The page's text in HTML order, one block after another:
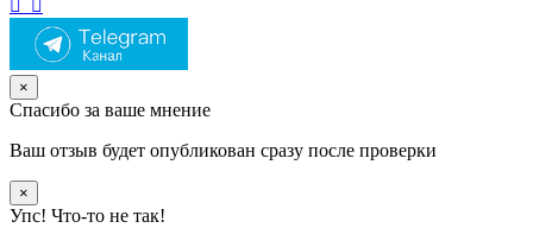
×
Спасибо за ваше мнение
Ваш отзыв будет опубликован сразу после проверки
×
Упс! Что-то не так!